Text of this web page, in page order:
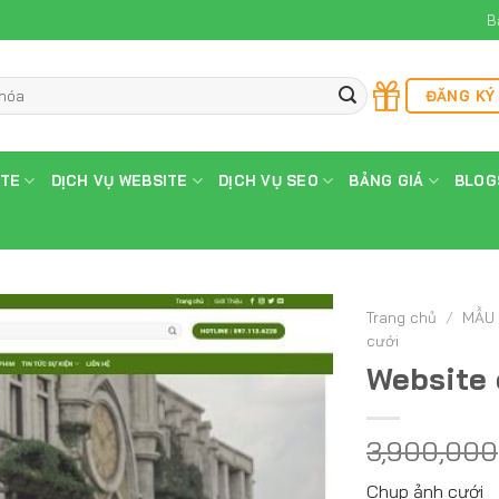
ĐĂNG
DỊCH VỤ WEBSITE DỊCH VỤ SEO BẢNG GIÁ
Trang chủ / MẪU
cưới
Website
3,900,000
Chụp ảnh cưới